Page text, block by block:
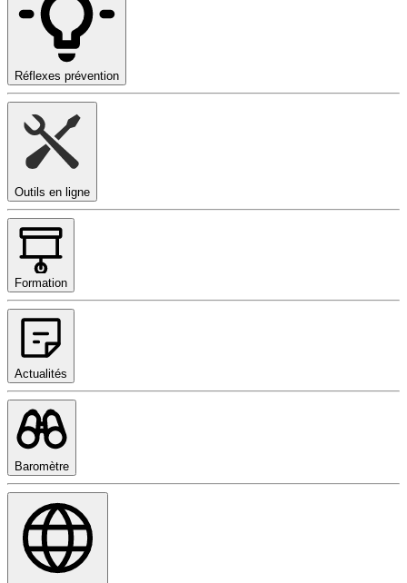
Réflexes prévention
Outils en ligne
Formation
Actualités
Baromètre